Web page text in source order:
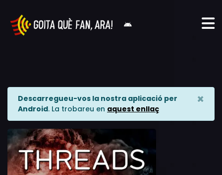
Descarregueu-vos la nostra aplicació per
Android. La trobareu en aquest enllaç
×